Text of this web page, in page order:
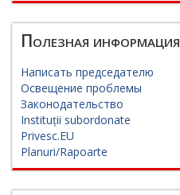
Полезная информация
Написать председателю
Освещение проблемы
Законодательство
Instituții subordonate
Privesc.EU
Planuri/Rapoarte